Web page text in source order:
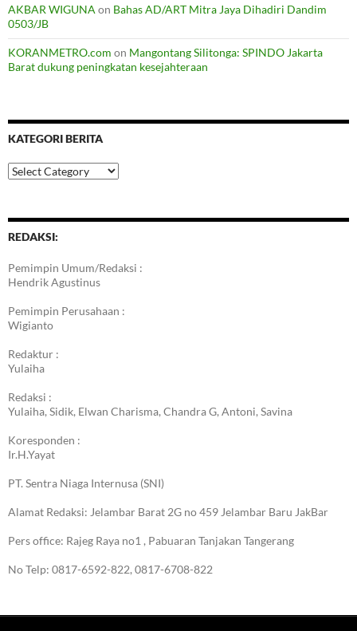
AKBAR WIGUNAon Bahas AD/ART Mitra Jaya Dihadiri Dandim
0503/JB
KORANMETRO.com on Mangontang Silitonga: SPINDO Jakarta
Barat dukung peningkatan kesejahteraan
KATEGORI BERITA
Kategori
Berita
REDAKSI:
Pemimpin Umum/Redaksi :
Hendrik Agustinus
Pemimpin Perusahaan :
Wigianto
Redaktur :
Yulaiha
Redaksi :
Yulaiha, Sidik, Elwan Charisma, Chandra G, Antoni, Savina
Koresponden :
Ir.H.Yayat
PT. Sentra Niaga Internusa (SNI)
Alamat Redaksi: Jelambar Barat 2G no 459 Jelambar Baru JakBar
Pers office: Rajeg Raya no1 , Pabuaran Tanjakan Tangerang
No Telp: 0817-6592-822, 0817-6708-822